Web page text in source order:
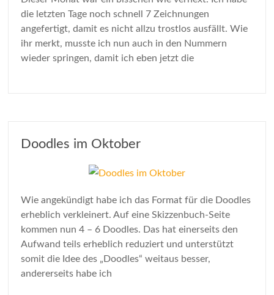
die letzten Tage noch schnell 7 Zeichnungen
angefertigt, damit es nicht allzu trostlos ausfällt. Wie
ihr merkt, musste ich nun auch in den Nummern
wieder springen, damit ich eben jetzt die
Doodles im Oktober
Wie angekündigt habe ich das Format für die Doodles
erheblich verkleinert. Auf eine Skizzenbuch-Seite
kommen nun 4 – 6 Doodles. Das hat einerseits den
Aufwand teils erheblich reduziert und unterstützt
somit die Idee des „Doodles“ weitaus besser,
andererseits habe ich